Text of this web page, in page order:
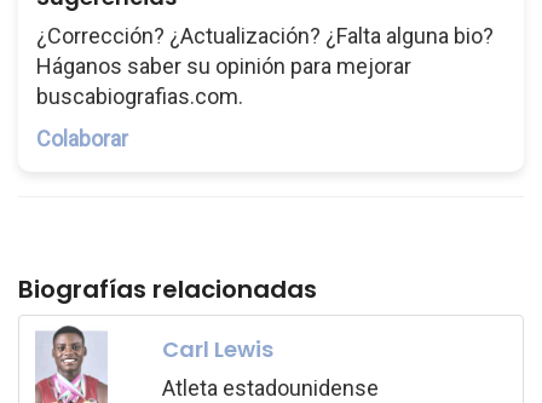
¿Corrección? ¿Actualización? ¿Falta alguna bio?
Háganos saber su opinión para mejorar
buscabiografias.com.
Colaborar
Biografías relacionadas
Carl Lewis
Atleta estadounidense